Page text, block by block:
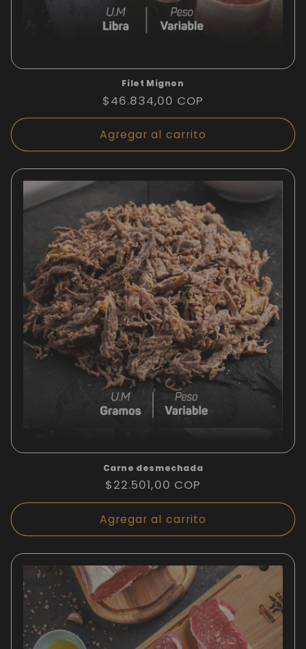
Filet Mignon
Precio
habitual
$46.834,00 COP
Agregar al carrito
Carne desmechada
Precio
habitual
$22.501,00 COP
Agregar al carrito